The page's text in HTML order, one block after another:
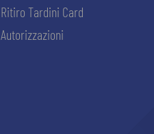
Ritiro Tardini Card
Autorizzazioni